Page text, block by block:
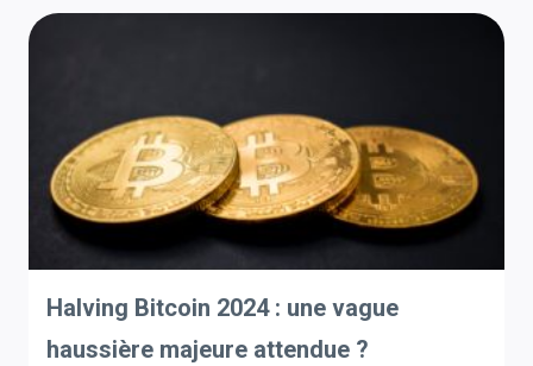
Halving Bitcoin 2024 : une vague
haussière majeure attendue ?